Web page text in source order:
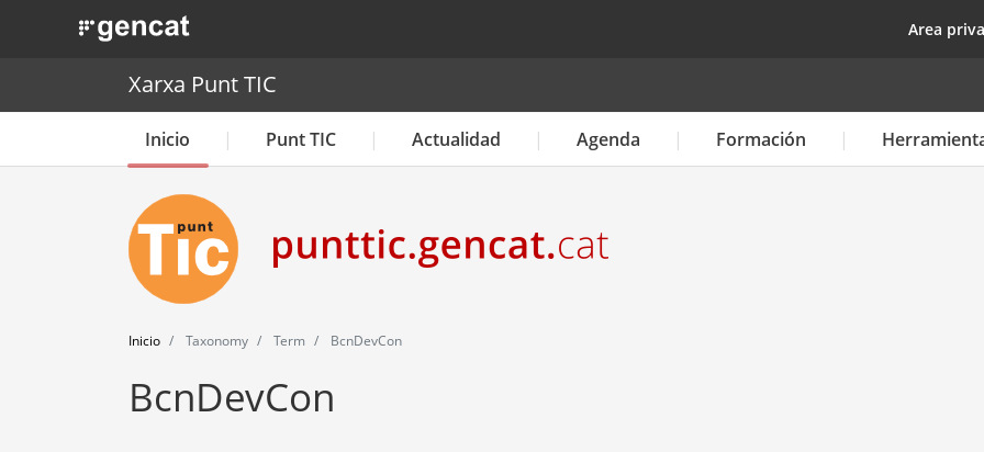
. Obre en una nova finestra. top
Area
Xarxa Punt TIC
Inicio Punt TIC Actualidad Agenda Formación
Inicio Taxonomy Term BcnDevCon
BcnDevCon